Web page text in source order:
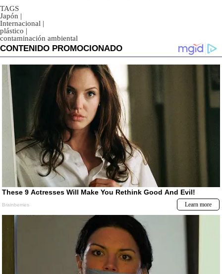
TAGS
Japón |
Internacional |
plástico |
contaminación ambiental